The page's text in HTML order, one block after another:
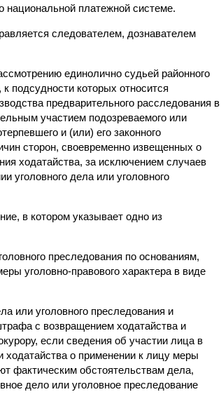
платежной системе.
следователем, дознавателем
единолично судьей районного
подсудности которых относится
предварительного расследования в
участием подозреваемого или
и (или) его законного
сторон, своевременно извещенных о
ходатайства, за исключением случаев
уголовного дела или уголовного
в котором указывает одно из
преследования по основаниям,
уголовно-правового характера в виде
или уголовного преследования и
с возвращением ходатайства и
если сведения об участии лица в
о применении к лицу меры
фактическим обстоятельствам дела,
дело или уголовное преследование